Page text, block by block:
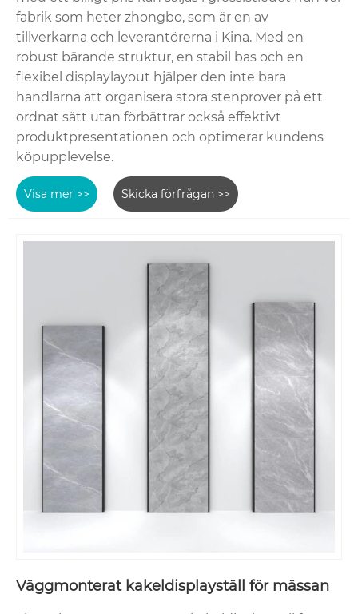
fabrik som heter zhongbo, som är en av
tillverkarna och leverantörerna i Kina. Med en
robust bärande struktur, en stabil bas och en
flexibel displaylayout hjälper den inte bara
handlarna att organisera stora stenprover på ett
ordnat sätt utan förbättrar också effektivt
produktpresentationen och optimerar kundens
köpupplevelse.
Visa mer >> Skicka förfrågan >>
Väggmonterat kakeldisplayställ för mässan